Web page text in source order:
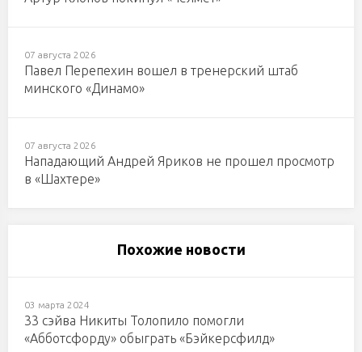
07 августа 2026
Павел Перепехин вошел в тренерский штаб
минского «Динамо»
07 августа 2026
Нападающий Андрей Яриков не прошел просмотр
в «Шахтере»
Похожие новости
03 марта 2024
33 сэйва Никиты Толопило помогли
«Абботсфорду» обыграть «Бэйкерсфилд»